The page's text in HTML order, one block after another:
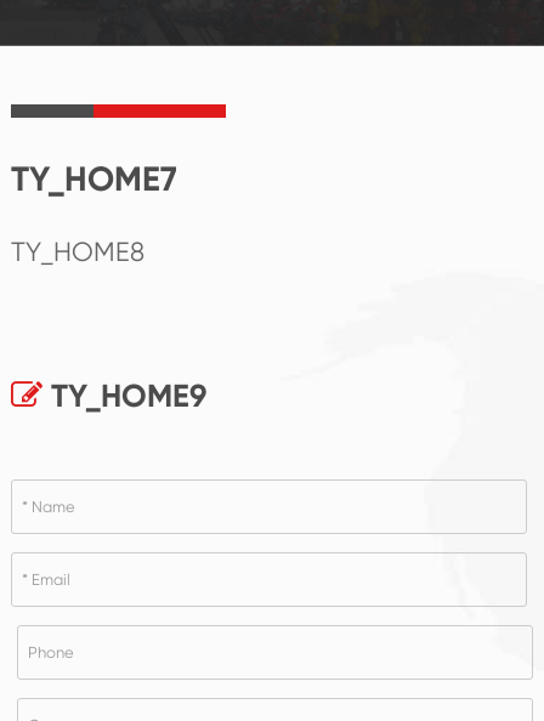
TY_HOME7
TY_HOME8
TY_HOME9